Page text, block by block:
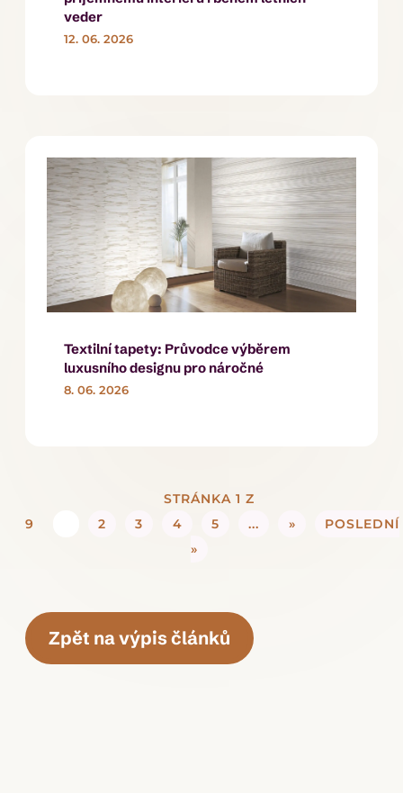
veder
12. 06. 2026
Textilní tapety: Průvodce výběrem
luxusního designu pro náročné
8. 06. 2026
STRÁNKA 1 Z
9
2 3 4 5 ... »
POSLEDNÍ
»
Zpět na výpis článků